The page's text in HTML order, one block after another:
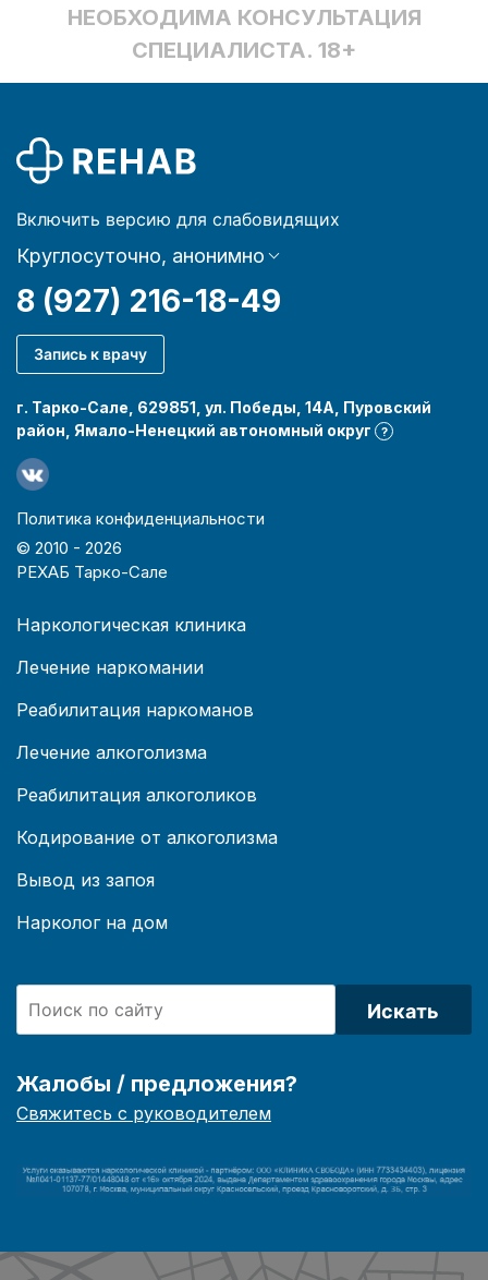
НЕОБХОДИМА КОНСУЛЬТАЦИЯ
СПЕЦИАЛИСТА. 18+
Включить версию для слабовидящих
Круглосуточно, анонимно
8 (927) 216-18-49
Запись к врачу
г. Тарко-Сале, 629851, ул. Победы, 14А, Пуровский
район, Ямало-Ненецкий автономный округ
?
Политика конфиденциальности
© 2010 - 2026
РЕХАБ Тарко-Сале
Наркологическая клиника
Лечение наркомании
Реабилитация наркоманов
Лечение алкоголизма
Реабилитация алкоголиков
Кодирование от алкоголизма
Вывод из запоя
Нарколог на дом
Искать
Жалобы / предложения?
Свяжитесь с руководителем